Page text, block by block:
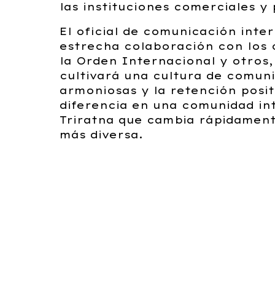
las instituciones comerciales y
El oficial de comunicación
estrecha colaboración con los
la Orden Internacional y
cultivará una cultura de
armoniosas y la retención
diferencia en una comunidad
Triratna que cambia
más diversa.